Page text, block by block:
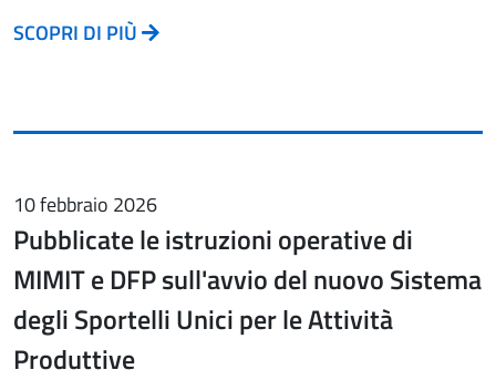
SCOPRI DI PIÙ
10 febbraio 2026
Pubblicate le istruzioni operative di
MIMIT e DFP sull'avvio del nuovo Sistema
degli Sportelli Unici per le Attività
Produttive